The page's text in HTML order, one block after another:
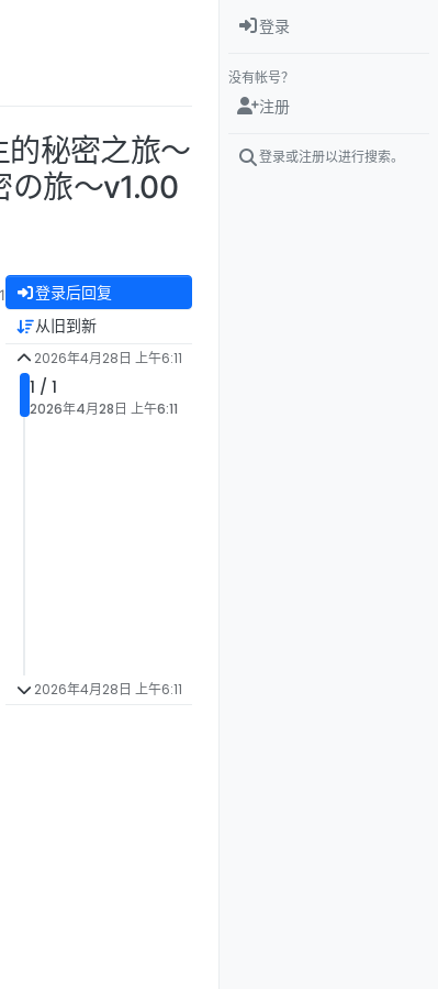
秘密之旅～
の旅～v1.00
登录后回复
从旧到新
2026年4月28日 上午6:11
1 / 1
2026年4月28日 上午6:11
2026年4月28日 上午6:11
登录
没有帐号？
注册
登录或注册以进行搜索。